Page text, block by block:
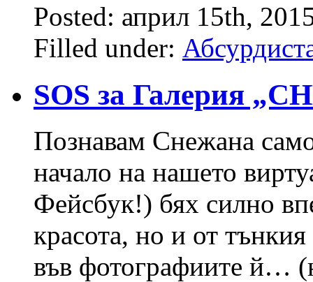
Posted: април 15th,
Filled under:
SOS за Галерия
Познавам Снежана
начало на нашето
Фейсбук!) бях силно
красота, но и от
във фотографиите й…